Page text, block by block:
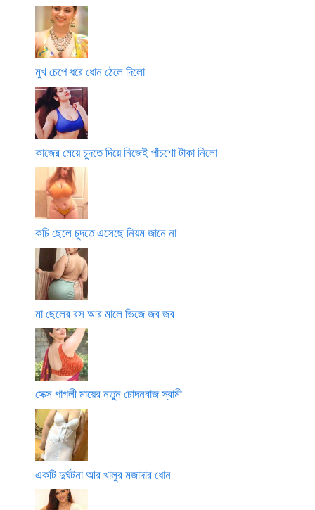
মুখ চেপে ধরে ধোন ঠেলে দিলো
কাজের মেয়ে চুদতে দিয়ে নিজেই পাঁচশো টাকা নিলো
কচি ছেলে চুদতে এসেছে নিয়ম জানে না
মা ছেলের রস আর মালে ভিজে জব জব
সেক্স পাগলী মায়ের নতুন চোদনবাজ স্বামী
একটি দুর্ঘটনা আর খালুর মজাদার ধোন